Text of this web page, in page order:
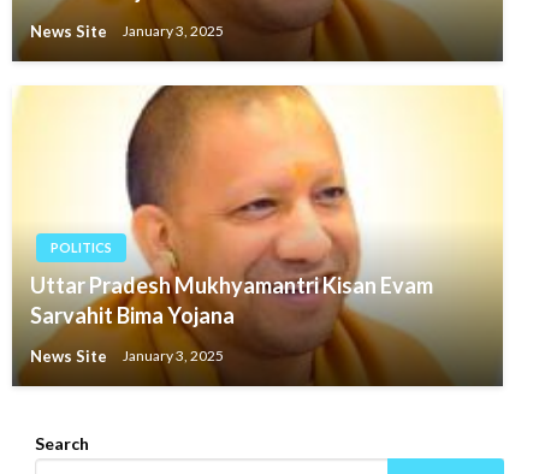
News Site January 3, 2025
POLITICS
Uttar Pradesh Mukhyamantri Kisan Evam
Sarvahit Bima Yojana
News Site January 3, 2025
Search